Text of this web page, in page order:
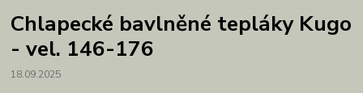
Chlapecké bavlněné tepláky Kugo
- vel. 146-176
18.09.2025